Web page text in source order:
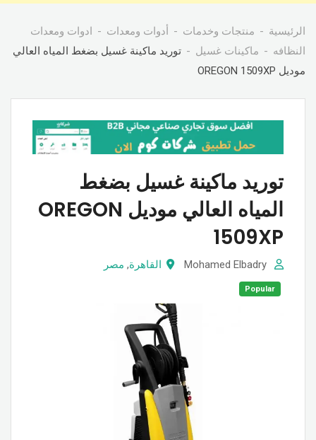
الرئيسية منتجات وخدمات أدوات ومعدات
ادوات ومعدات
النظافه
ماكينات غسيل
توريد ماكينة غسيل بضغط المياه العالي
موديل OREGON 1509XP
توريد ماكينة غسيل بضغط
المياه العالي موديل OREGON
1509XP
القاهرة, مصر
Popular